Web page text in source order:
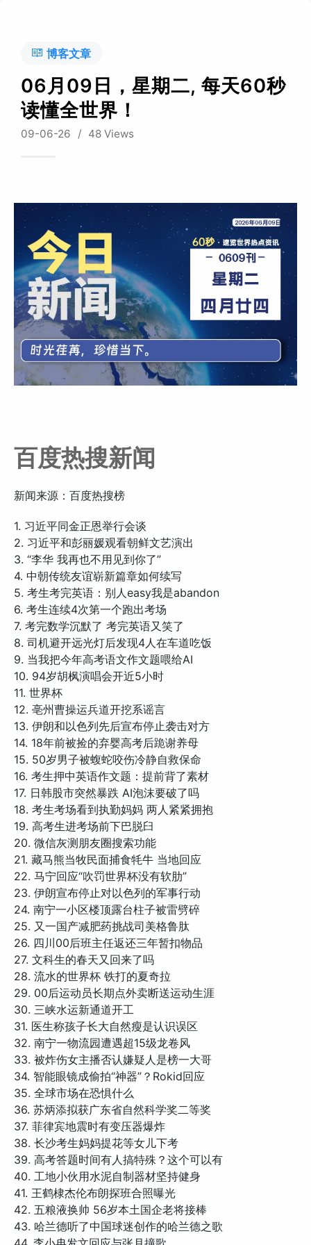
博客文章
06月09日，星期二, 每天60秒
读懂全世界！
09-06-26 / 48 Views
百度热搜新闻
新闻来源：百度热搜榜
1. 习近平同金正恩举行会谈
2. 习近平和彭丽媛观看朝鲜文艺演出
3. “李华 我再也不用见到你了”
4. 中朝传统友谊崭新篇章如何续写
5. 考生考完英语：别人easy我是abandon
6. 考生连续4次第一个跑出考场
7. 考完数学沉默了 考完英语又笑了
8. 司机避开远光灯后发现4人在车道吃饭
9. 当我把今年高考语文作文题喂给AI
10. 94岁胡枫演唱会开近5小时
11. 世界杯
12. 亳州曹操运兵道开挖系谣言
13. 伊朗和以色列先后宣布停止袭击对方
14. 18年前被捡的弃婴高考后跪谢养母
15. 50岁男子被蝮蛇咬伤冷静自救保命
16. 考生押中英语作文题：提前背了素材
17. 日韩股市突然暴跌 AI泡沫要破了吗
18. 考生考场看到执勤妈妈 两人紧紧拥抱
19. 高考生进考场前下巴脱臼
20. 微信灰测朋友圈搜索功能
21. 藏马熊当牧民面捕食牦牛 当地回应
22. 马宁回应“吹罚世界杯没有软肋”
23. 伊朗宣布停止对以色列的军事行动
24. 南宁一小区楼顶露台柱子被雷劈碎
25. 又一国产减肥药挑战司美格鲁肽
26. 四川00后班主任返还三年暂扣物品
27. 文科生的春天又回来了吗
28. 流水的世界杯 铁打的夏奇拉
29. 00后运动员长期点外卖断送运动生涯
30. 三峡水运新通道开工
31. 医生称孩子长大自然瘦是认识误区
32. 南宁一物流园遭遇超15级龙卷风
33. 被炸伤女主播否认嫌疑人是榜一大哥
34. 智能眼镜成偷拍“神器”？Rokid回应
35. 全球市场在恐惧什么
36. 苏炳添拟获广东省自然科学奖二等奖
37. 菲律宾地震时有变压器爆炸
38. 长沙考生妈妈提花等女儿下考
39. 高考答题时间有人搞特殊？这个可以有
40. 工地小伙用水泥自制器材坚持健身
41. 王鹤棣杰伦布朗探班合照曝光
42. 五粮液换帅 56岁本土国企老将接棒
43. 哈兰德听了中国球迷创作的哈兰德之歌